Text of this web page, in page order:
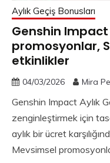
Aylık Geçiş Bonusları
Genshin Impact
promosyonlar,
etkinlikler
04/03/2026 Mira
Genshin Impact Aylık
zenginleştirmek için
aylık bir ücret
Mevsimsel